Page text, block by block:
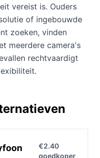
vereist is. Ouders
of ingebouwde
zoeken, vinden
meerdere camera's
rechtvaardigt
€2.40
goedkoper